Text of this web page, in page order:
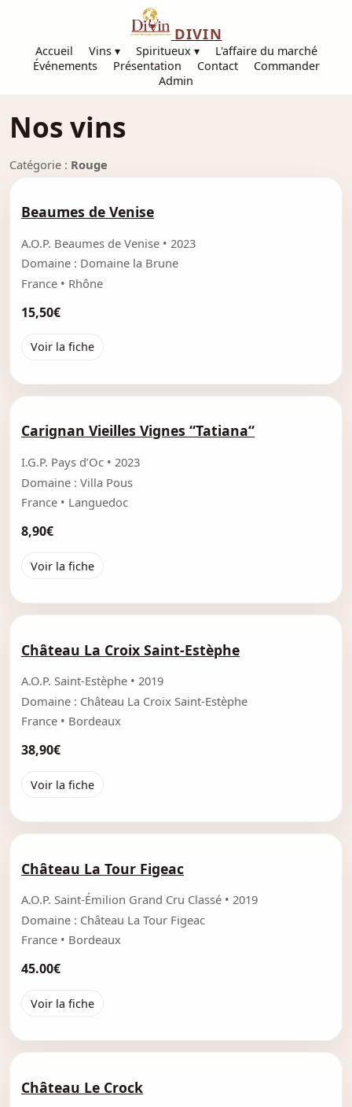
DIVIN
Accueil Vins ▾ Spiritueux ▾
L'affaire du marché
Événements
Présentation Contact
Commander
Admin
Nos vins
Catégorie : Rouge
Beaumes de Venise
A.O.P. Beaumes de Venise • 2023
Domaine : Domaine la Brune
France • Rhône
15,50€
Voir la fiche
Carignan Vieilles Vignes “Tatiana“
I.G.P. Pays d’Oc • 2023
Domaine : Villa Pous
France • Languedoc
8,90€
Voir la fiche
Château La Croix Saint-Estèphe
A.O.P. Saint-Estèphe • 2019
Domaine : Château La Croix Saint-Estèphe
France • Bordeaux
38,90€
Voir la fiche
Château La Tour Figeac
A.O.P. Saint-Émilion Grand Cru Classé • 2019
Domaine : Château La Tour Figeac
France • Bordeaux
45.00€
Voir la fiche
Château Le Crock